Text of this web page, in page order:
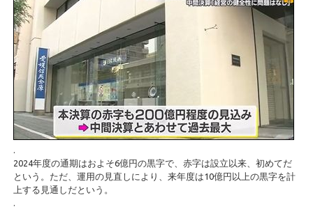
.
2024年度の通期はおよそ6億円の黒字で、赤字は設立以来、初めてだ
という。ただ、運用の見直しにより、来年度は10億円以上の黒字を計
上する見通しだという。
.